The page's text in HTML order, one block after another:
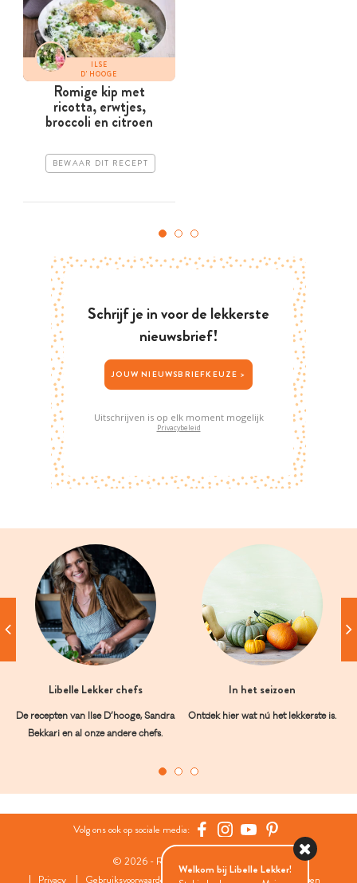
ILSE
D'HOOGE
Romige kip met
ricotta, erwtjes,
broccoli en citroen
BEWAAR DIT RECEPT
Schrijf je in voor de lekkerste
nieuwsbrief!
JOUW NIEUWSBRIEFKEUZE >
Uitschrijven is op elk moment mogelijk
Privacybeleid
Libelle Lekker chefs
De recepten van Ilse D’hooge, Sandra
Bekkari en al onze andere chefs.
In het seizoen
Ontdek hier wat nú het lekkerste is.
Volg ons ook op sociale media:
© 2026 - Roularta Media Group
Privacy
Gebruiksvoorwaarden Cookies Cookies instellingen
Welkom bij Libelle Lekker!